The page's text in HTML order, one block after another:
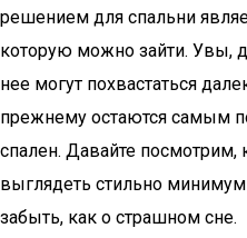
решением для спальни
которую можно зайти. Увы,
нее могут похвастаться
прежнему остаются самым
спален. Давайте посмотрим,
выглядеть стильно минимум
забыть, как о страшном сне.